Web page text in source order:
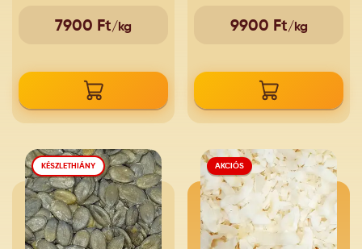
7900 Ft/kg 9900 Ft/kg
KÉSZLETHIÁNY AKCIÓS